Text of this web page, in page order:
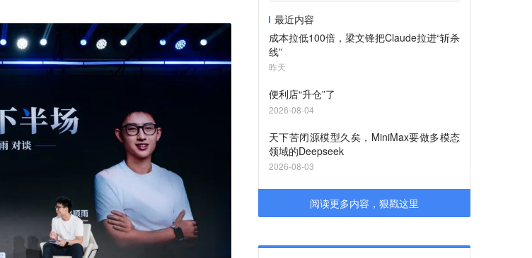
最近内容
成本拉低100倍，梁文锋把Claude拉进“斩杀
线”
昨天
便利店“升仓”了
2026-08-04
天下苦闭源模型久矣，MiniMax要做多模态
领域的Deepseek
2026-08-03
阅读更多内容，狠戳这里